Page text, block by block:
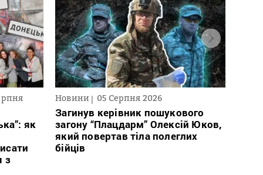
як
з
Новини 05 Серпня 2026
Загинув керівник пошукового
загону “Плацдарм” Олексій Юков,
який повертав тіла полеглих
бійців